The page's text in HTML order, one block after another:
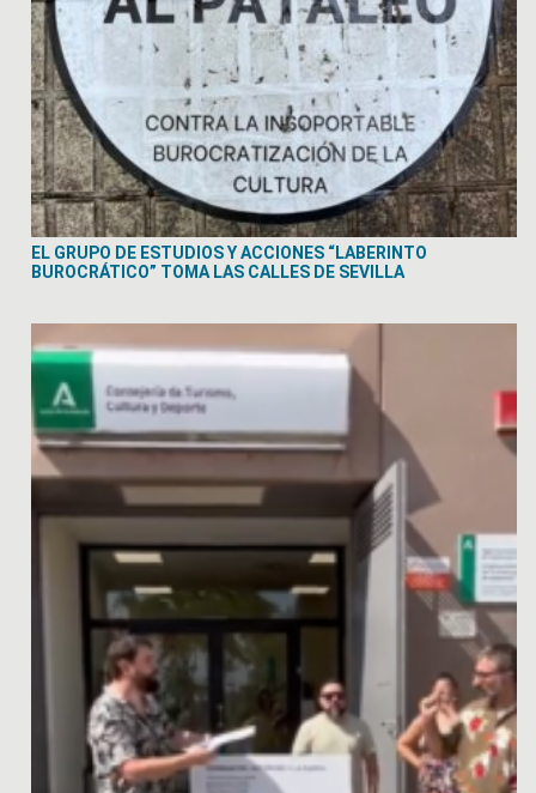
EL GRUPO DE ESTUDIOS Y ACCIONES “LABERINTO
BUROCRÁTICO” TOMA LAS CALLES DE SEVILLA